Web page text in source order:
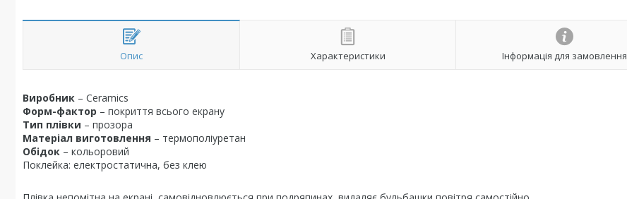
Опис Характеристики Інформація для замовлення
Виробник – Ceramics
Форм-фактор – покриття всього екрану
Тип плівки – прозора
Матеріал виготовлення – термополіуретан
Обідок – кольоровий
Поклейка: електростатична, без клею